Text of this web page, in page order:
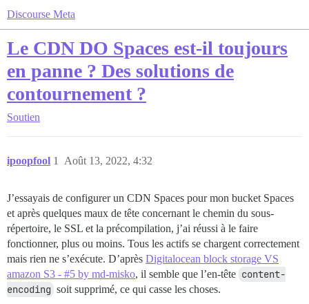
Discourse Meta
Le CDN DO Spaces est-il toujours
en panne ? Des solutions de
contournement ?
Soutien
ipoopfool Août 13, 2022, 4:32
1
J’essayais de configurer un CDN Spaces pour mon bucket Spaces
et après quelques maux de tête concernant le chemin du sous-
répertoire, le SSL et la précompilation, j’ai réussi à le faire
fonctionner, plus ou moins. Tous les actifs se chargent correctement
mais rien ne s’exécute. D’après Digitalocean block storage VS
amazon S3 - #5 by md-misko, il semble que l’en-tête content-
encoding soit supprimé, ce qui casse les choses.